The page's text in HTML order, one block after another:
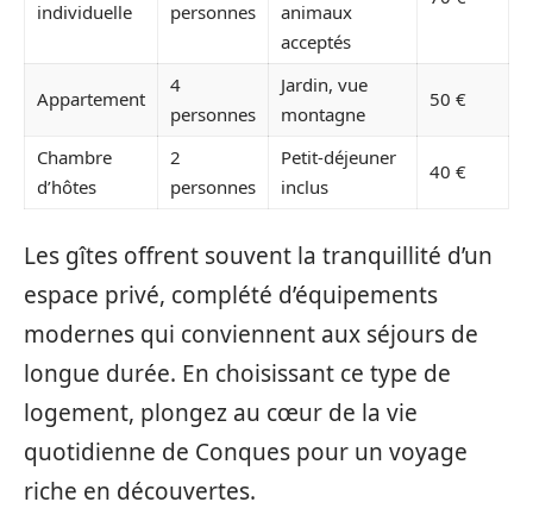
individuelle personnes
animaux
acceptés
Appartement
4
personnes
Jardin, vue
montagne
50 €
Chambre
d’hôtes
2
personnes
Petit-déjeuner
inclus
40 €
Les gîtes offrent souvent la tranquillité d’un
espace privé, complété d’équipements
modernes qui conviennent aux séjours de
longue durée. En choisissant ce type de
logement, plongez au cœur de la vie
quotidienne de Conques pour un voyage
riche en découvertes.